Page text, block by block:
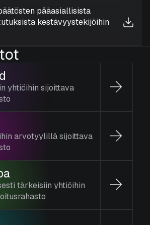
pääasiallisista
kestävyystekijöihin
yhtiöihin sijoittava
arvotyylillä sijoittava
tärkeisiin yhtiöihin